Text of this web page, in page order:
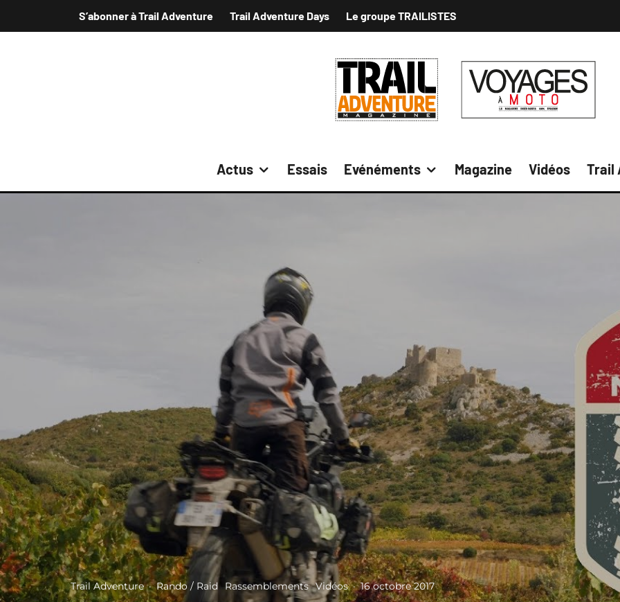
S’abonner à Trail Adventure Trail Adventure Days Le groupe TRAILISTES
Actus Essais Evénéments Magazine Vidéos Trail
Trail Adventure · Rando / Raid Rassemblements Vidéos · 16 octobre 2017